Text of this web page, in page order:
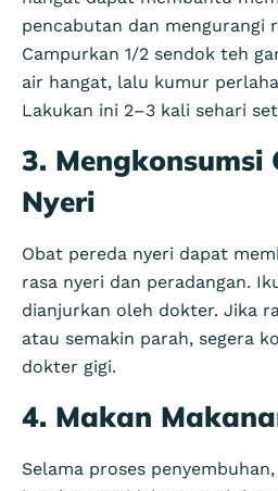
pencabutan dan mengurangi
Campurkan 1/2 sendok teh
air hangat, lalu kumur
Lakukan ini 2–3 kali sehari
3. Mengkonsumsi
Nyeri
Obat pereda nyeri dapat
rasa nyeri dan peradangan.
dianjurkan oleh dokter. Jika
atau semakin parah, segera
dokter gigi.
4. Makan
Selama proses